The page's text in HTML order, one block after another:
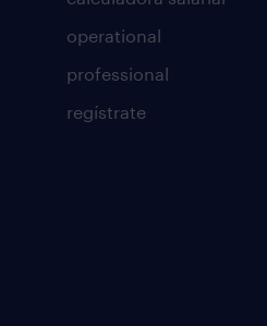
operational
professional
regístrate